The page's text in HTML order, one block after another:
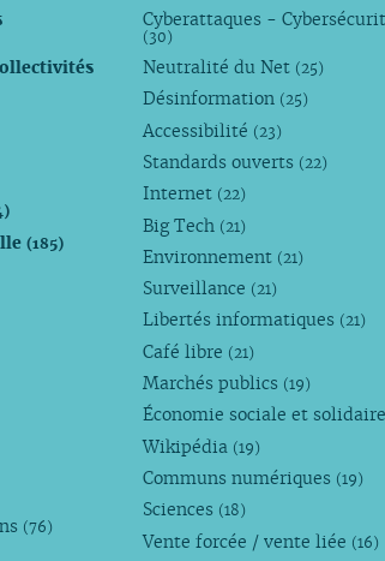
(185)
(76)
Cyberattaques -
(30)
Neutralité du Net (25)
Désinformation (25)
Accessibilité (23)
Standards ouverts (22)
Internet (22)
Big Tech (21)
Environnement (21)
Surveillance (21)
Libertés informatiques (21)
Café libre (21)
Marchés publics (19)
Économie sociale et solidaire
Wikipédia (19)
Communs numériques (19)
Sciences (18)
Vente forcée / vente liée (16)